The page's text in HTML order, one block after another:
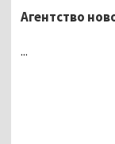
Агентство
...